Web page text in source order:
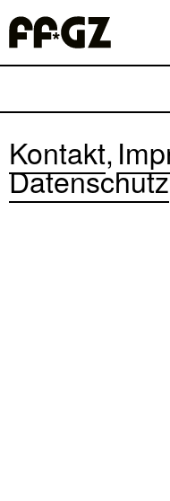
Kontakt
Datenschutz